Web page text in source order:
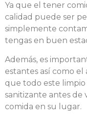
Ya que el tener
calidad puede ser
simplemente
tengas en buen
Además, es
estantes así como
que todo este
sanitizante antes de
comida en su lugar.